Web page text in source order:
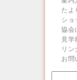
たよ
ショ
協会
見学
リン
お問